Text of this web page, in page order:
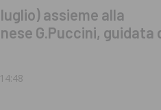
assieme alla
G.Puccini, guidata